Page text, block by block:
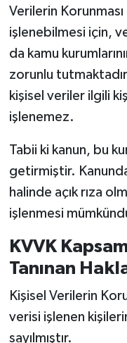
Verilerin
işlenebilmesi için,
da kamu
zorunlu
kişisel veriler ilgili
işlenemez.
Tabii ki kanun, bu
getirmiştir.
halinde açık rıza
işlenmesi
KVVK
Tanınan
Kişisel Verilerin
verisi işlenen
sayılmıştır.